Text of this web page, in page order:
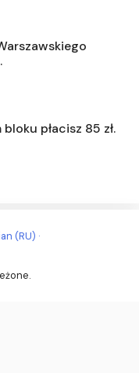
płacisz 85 zł.
(RU) ·